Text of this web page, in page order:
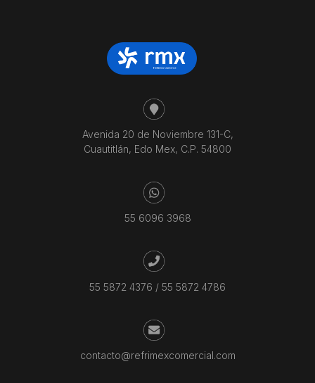
Avenida 20 de Noviembre 131-C,
Cuautitlán, Edo Mex, C.P. 54800
55 6096 3968
55 5872 4376 / 55 5872 4786
contacto@refrimexcomercial.com